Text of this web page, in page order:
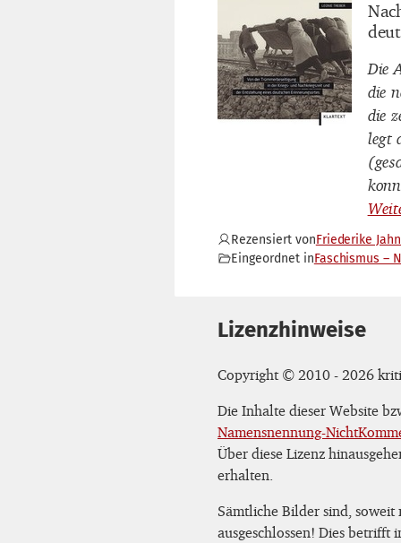
Die
die
die
legt
Rezensiert vonFriederike Jahn
Eingeordnet inFaschismus –
Lizenzhinweise
Copyright © 2010 - 2026
Die Inhalte dieser Website
Namensnennung-
Über diese Lizenz
erhalten.
Sämtliche Bilder sind, soweit
ausgeschlossen! Dies betrifft